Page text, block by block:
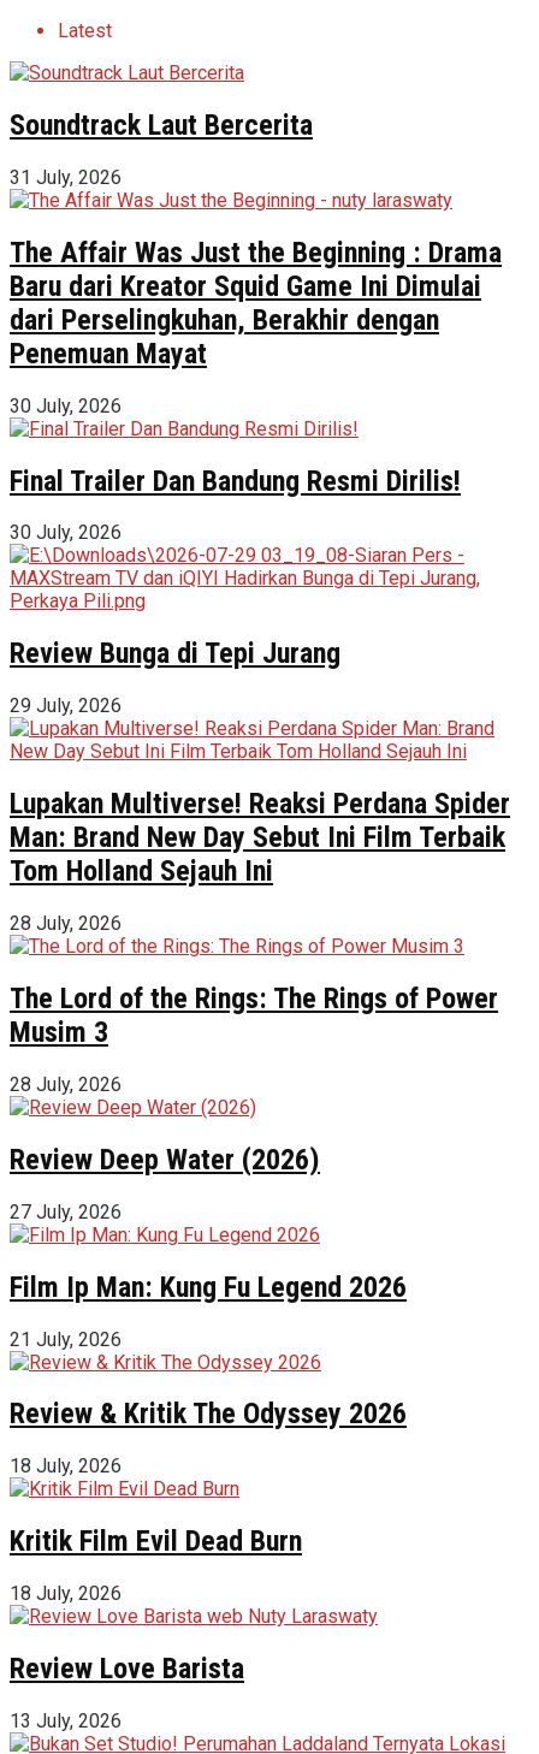
Latest
Soundtrack Laut Bercerita
31 July, 2026
The Affair Was Just the Beginning : Drama
Baru dari Kreator Squid Game Ini Dimulai
dari Perselingkuhan, Berakhir dengan
Penemuan Mayat
30 July, 2026
Final Trailer Dan Bandung Resmi Dirilis!
30 July, 2026
Review Bunga di Tepi Jurang
29 July, 2026
Lupakan Multiverse! Reaksi Perdana Spider
Man: Brand New Day Sebut Ini Film Terbaik
Tom Holland Sejauh Ini
28 July, 2026
The Lord of the Rings: The Rings of Power
Musim 3
28 July, 2026
Review Deep Water (2026)
27 July, 2026
Film Ip Man: Kung Fu Legend 2026
21 July, 2026
Review & Kritik The Odyssey 2026
18 July, 2026
Kritik Film Evil Dead Burn
18 July, 2026
Review Love Barista
13 July, 2026